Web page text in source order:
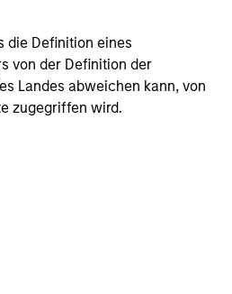
die Definition eines
von der Definition der
Landes abweichen kann, von
zugegriffen wird.